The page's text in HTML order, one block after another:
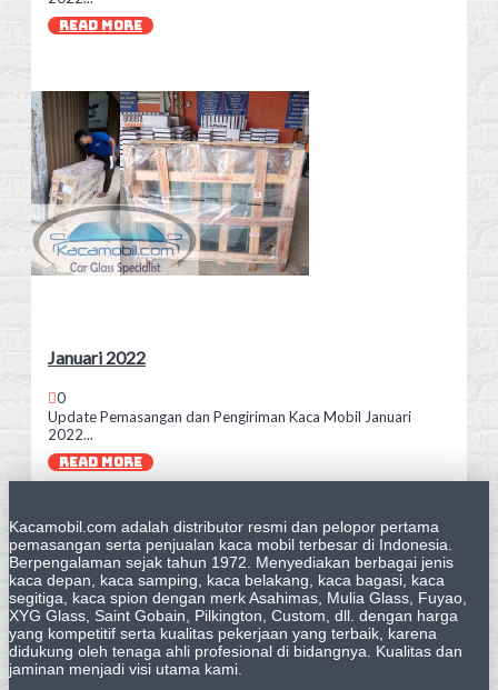
READ MORE
Januari 2022
0
Update Pemasangan dan Pengiriman Kaca Mobil Januari
2022...
READ MORE
Kacamobil.com adalah distributor resmi dan pelopor pertama
pemasangan serta penjualan kaca mobil terbesar di Indonesia.
Berpengalaman sejak tahun 1972. Menyediakan berbagai jenis
kaca depan, kaca samping, kaca belakang, kaca bagasi, kaca
segitiga, kaca spion dengan merk Asahimas, Mulia Glass, Fuyao,
XYG Glass, Saint Gobain, Pilkington, Custom, dll. dengan harga
yang kompetitif serta kualitas pekerjaan yang terbaik, karena
didukung oleh tenaga ahli profesional di bidangnya. Kualitas dan
jaminan menjadi visi utama kami.